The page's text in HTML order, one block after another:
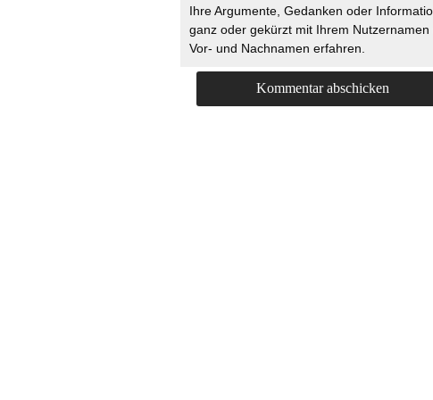
Ihre Argumente, Gedanken oder
ganz oder gekürzt mit Ihrem
Vor- und Nachnamen erfahren.